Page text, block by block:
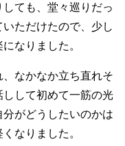
ても、堂々巡りだっ
ただけたので、少し
なりました。
なかなか立ち直れそ
して初めて一筋の光
がどうしたいのかは
なりました。